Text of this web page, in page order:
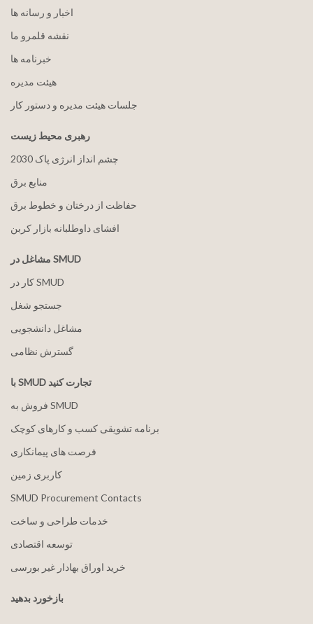
اخبار و رسانه ها
نقشه قلمرو ما
خبرنامه ها
هيئت مدیره
جلسات هیئت مدیره و دستور کار
رهبری محیط زیست
2030 چشم انداز انرژی پاک
منابع برق
حفاظت از درختان و خطوط برق
افشای داوطلبانه بازار کربن
مشاغل در SMUD
کار در SMUD
جستجو شغل
مشاغل دانشجویی
گسترش نظامی
با SMUD تجارت کنید
فروش به SMUD
برنامه تشویقی کسب و کارهای کوچک
فرصت های پیمانکاری
کاربری زمین
SMUD Procurement Contacts
خدمات طراحی و ساخت
توسعه اقتصادی
خرید اوراق بهادار غیر بورسی
بازخورد بدهید